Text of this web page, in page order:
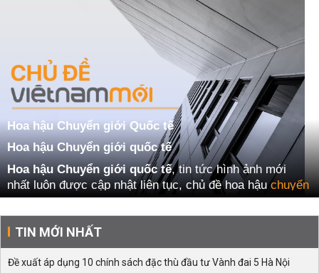
Hoa hậu Chuyển giới Quốc tế
Hoa hậu Chuyển giới quốc tế
Hoa hậu Chuyển giới quốc tế, tin tức hình ảnh mới
nhất luôn được cập nhật liên tục, chủ đề hoa hậuchuyển
giớiquốc tế mới nhất tại Việt Nam Mới
Xem thêm:
hoa hậu chuyển giới
TIN MỚI NHẤT
Đề xuất áp dụng 10 chính sách đặc thù đầu tư Vành đai 5 Hà Nội